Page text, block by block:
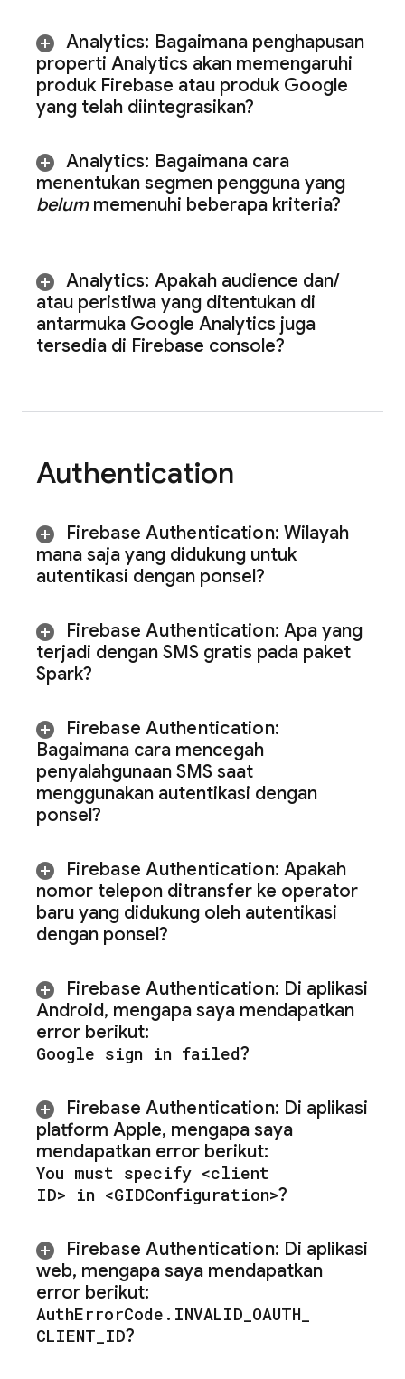
Analytics: Bagaimana penghapusan
properti Analytics akan memengaruhi
produk Firebase atau produk Google
yang telah diintegrasikan?
Analytics: Bagaimana cara
menentukan segmen pengguna yang
belummemenuhi beberapa kriteria?
Analytics: Apakah audience dan/
atau peristiwa yang ditentukan di
antarmuka Google Analytics juga
tersedia di Firebase console?
Authentication
Firebase Authentication: Wilayah
mana saja yang didukung untuk
autentikasi dengan ponsel?
Firebase Authentication: Apa yang
terjadi dengan SMS gratis pada paket
Spark?
Firebase Authentication:
Bagaimana cara mencegah
penyalahgunaan SMS saat
menggunakan autentikasi dengan
ponsel?
Firebase Authentication: Apakah
nomor telepon ditransfer ke operator
baru yang didukung oleh autentikasi
dengan ponsel?
Firebase Authentication: Di aplikasi
Android, mengapa saya mendapatkan
error berikut:
Google sign in failed?
Firebase Authentication: Di aplikasi
platform Apple, mengapa saya
mendapatkan error berikut:
You must specify <client
ID> in <GIDConfiguration>?
Firebase Authentication: Di aplikasi
web, mengapa saya mendapatkan
error berikut:
AuthErrorCode . INVALID OAUTH
CLIENT ID?